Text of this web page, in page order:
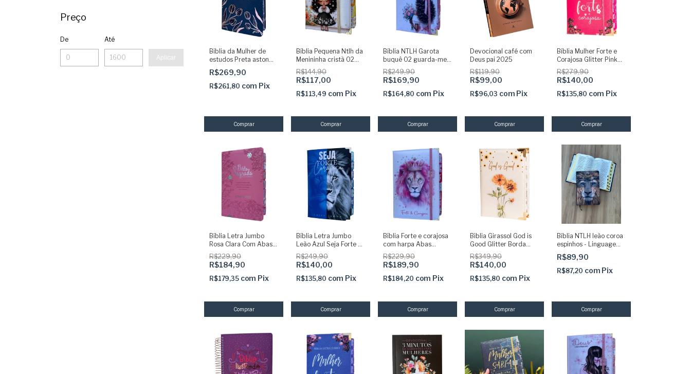
Preço
De Até
Aplicar
Biblia da Mulher de
estudos Preta aston
média ARC capa luxo
SBB
R$269,90
R$261,80 com Pix
Bíblia Pequena Ntlh da
Menininha cristã 02
com Abas coladas
Capa dura acolchoada
+ elástico dourado
R$144,90
R$117,00
R$113,49 com Pix
Bíblia NTLH Garota
buquê 02 guarda-me
Senhor com Abas
Adesivas Capa dura
acolchoada + elastico
+ marca paginas glitter
R$249,90
R$169,90
R$164,80 com Pix
Devocional café com
Deus pai 2025
R$119,90
R$99,00
R$96,03 com Pix
Bíblia Mulher Forte e
Corajosa Glitter Pink
com Abas Adesivas e
Elástico
R$279,90
R$140,00
R$135,80 com Pix
Bíblia Letra Jumbo
Rosa Clara Com Abas
Adesivas coladas -
ARC
R$229,90
R$184,90
R$179,35 com Pix
Bíblia Letra Jumbo
Leão Azul Seja Forte e
Corajoso com Abas
Adesivas Capa dura
Acolchoada e Harpa
R$249,90
R$140,00
R$135,80 com Pix
Bíblia Forte e corajosa
com harpa Abas
Adesivas Capa dura
acolchoada + elastico
rosa
R$229,90
R$189,90
R$184,20 com Pix
Biblia Girassol God is
Good Glitter Borda
Dourada com Abas
Adesivas
R$349,90
R$140,00
R$135,80 com Pix
Bíblia NTLH leão coroa
espinhos - Linguagem
de hoje
R$89,90
R$87,20 com Pix